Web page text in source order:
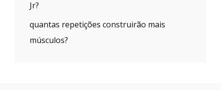
Jr?
quantas repetições construirão mais
músculos?